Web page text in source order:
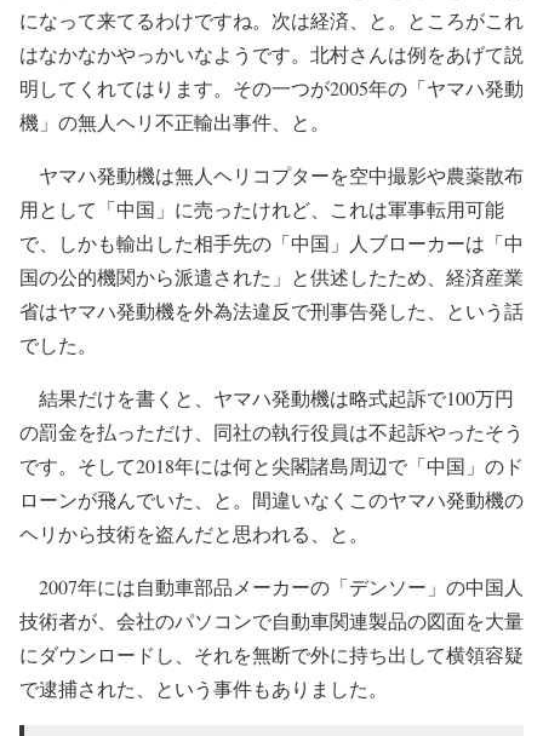
になって来てるわけですね。次は経済、と。ところがこれ
はなかなかやっかいなようです。北村さんは例をあげて説
明してくれてはります。その一つが2005年の「ヤマハ発動
機」の無人ヘリ不正輸出事件、と。
ヤマハ発動機は無人ヘリコプターを空中撮影や農薬散布
用として「中国」に売ったけれど、これは軍事転用可能
で、しかも輸出した相手先の「中国」人ブローカーは「中
国の公的機関から派遣された」と供述したため、経済産業
省はヤマハ発動機を外為法違反で刑事告発した、という話
でした。
結果だけを書くと、ヤマハ発動機は略式起訴で100万円
の罰金を払っただけ、同社の執行役員は不起訴やったそう
です。そして2018年には何と尖閣諸島周辺で「中国」のド
ローンが飛んでいた、と。間違いなくこのヤマハ発動機の
ヘリから技術を盗んだと思われる、と。
2007年には自動車部品メーカーの「デンソー」の中国人
技術者が、会社のパソコンで自動車関連製品の図面を大量
にダウンロードし、それを無断で外に持ち出して横領容疑
で逮捕された、という事件もありました。